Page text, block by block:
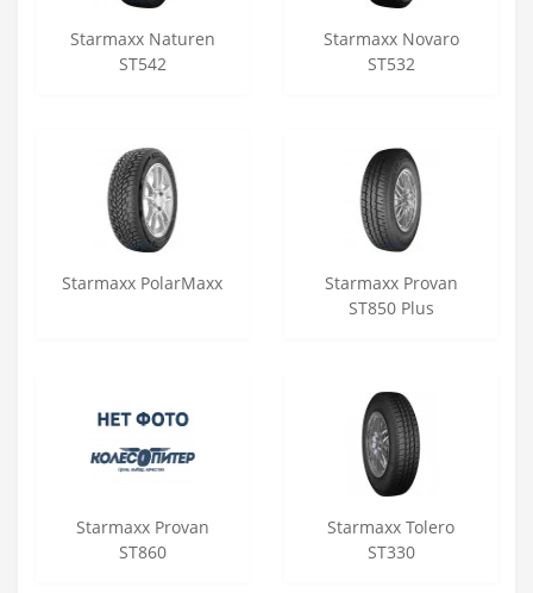
Starmaxx Naturen
ST542
Starmaxx Novaro
ST532
Starmaxx PolarMaxx
Starmaxx Provan
ST850 Plus
Starmaxx Provan
ST860
Starmaxx Tolero
ST330